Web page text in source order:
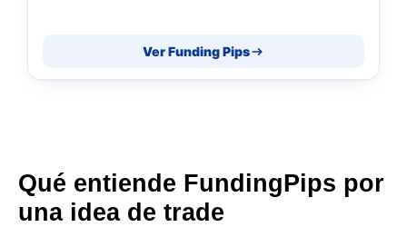
Ver Funding Pips
Qué entiende FundingPips por
una idea de trade